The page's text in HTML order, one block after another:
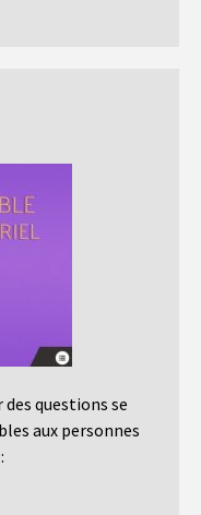
questions se
aux personnes